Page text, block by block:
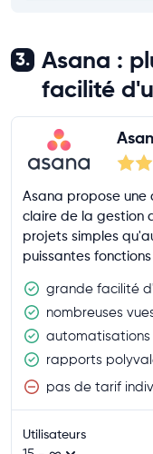
3. Asana :
facilité
Asana propose
claire de la gestion
projets simples
puissantes
grande facilité
nombreuses
automatisations
rapports
pas de tarif
Utilisateurs